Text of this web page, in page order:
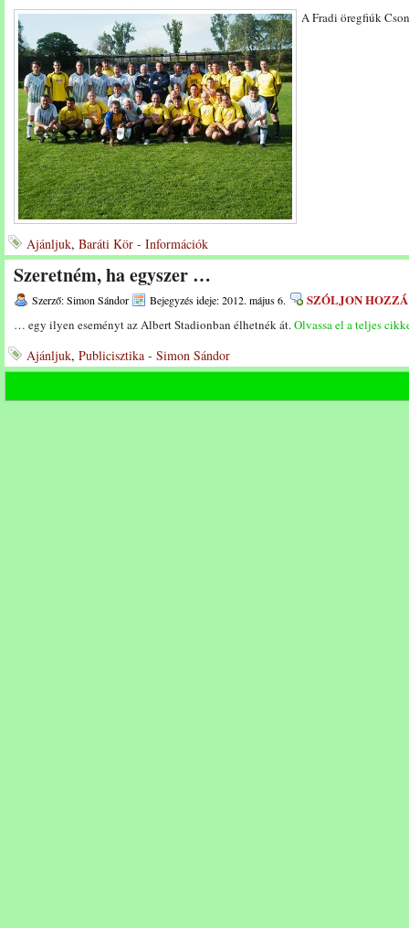
A Fradi öregfiúk
Ajánljuk, Baráti Kör - Információk
Szeretném, ha egyszer …
Szerző: Simon Sándor Bejegyzés ideje: 2012. május 6. SZÓLJON HOZZÁ
… egy ilyen eseményt az Albert Stadionban élhetnék át.Olvassa el a teljes
Ajánljuk, Publicisztika - Simon Sándor